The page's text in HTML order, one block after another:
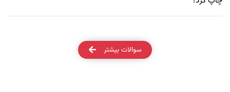
سوالات بیشتر